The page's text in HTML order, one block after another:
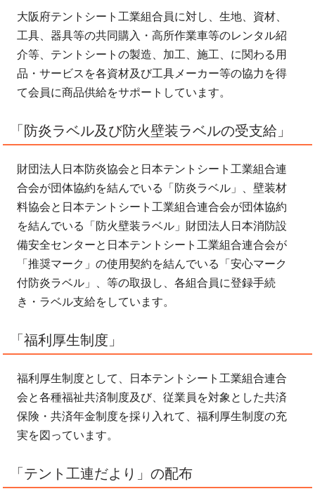
大阪府テントシート工業組合員に対し、生地、資材、
工具、器具等の共同購入・高所作業車等のレンタル紹
介等、テントシートの製造、加工、施工、に関わる用
品・サービスを各資材及び工具メーカー等の協力を得
て会員に商品供給をサポートしています。
「防炎ラベル及び防火壁装ラベルの受支給」
財団法人日本防炎協会と日本テントシート工業組合連
合会が団体協約を結んでいる「防炎ラベル」、壁装材
料協会と日本テントシート工業組合連合会が団体協約
を結んでいる「防火壁装ラベル」財団法人日本消防設
備安全センターと日本テントシート工業組合連合会が
「推奨マーク」の使用契約を結んでいる「安心マーク
付防炎ラベル」、等の取扱し、各組合員に登録手続
き・ラベル支給をしています。
「福利厚生制度」
福利厚生制度として、日本テントシート工業組合連合
会と各種福祉共済制度及び、従業員を対象とした共済
保険・共済年金制度を採り入れて、福利厚生制度の充
実を図っています。
「テント工連だより」の配布